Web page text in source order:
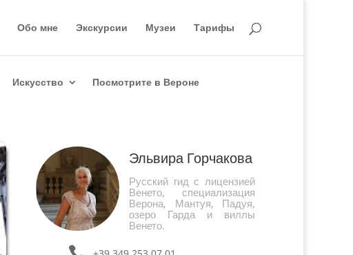
Обо мне Экскурсии Музеи Тарифы
Искусство Посмотрите в Вероне
Эльвира Горчакова
Русский гид с лицензией
Венето, специализация
Верона, Мантуя, Падуя,
озеро Гарда и виллы
Венето.